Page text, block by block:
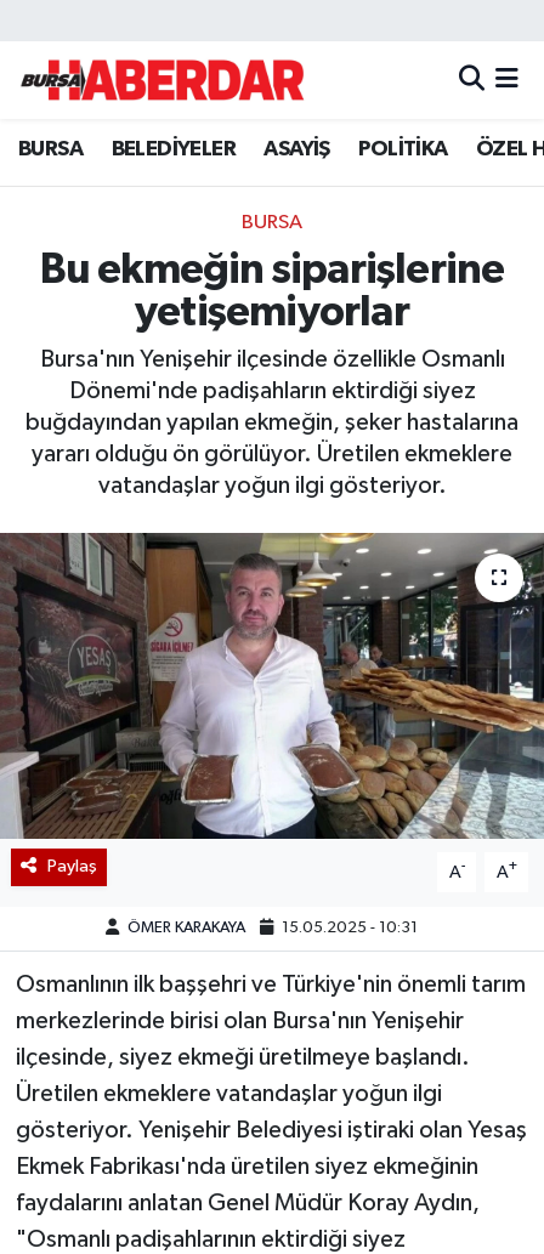
BURSA BELEDİYELER ASAYİŞ POLİTİKA ÖZEL
BURSA
Bu ekmeğin siparişlerine
yetişemiyorlar
Bursa'nın Yenişehir ilçesinde özellikle Osmanlı
Dönemi'nde padişahların ektirdiği siyez
buğdayından yapılan ekmeğin, şeker hastalarına
yararı olduğu ön görülüyor. Üretilen ekmeklere
vatandaşlar yoğun ilgi gösteriyor.
Paylaş A- A+
ÖMER KARAKAYA 15.05.2025 - 10:31
Osmanlının ilk başşehri ve Türkiye'nin önemli tarım
merkezlerinde birisi olan Bursa'nın Yenişehir
ilçesinde, siyez ekmeği üretilmeye başlandı.
Üretilen ekmeklere vatandaşlar yoğun ilgi
gösteriyor. Yenişehir Belediyesi iştiraki olan Yesaş
Ekmek Fabrikası'nda üretilen siyez ekmeğinin
faydalarını anlatan Genel Müdür Koray Aydın,
"Osmanlı padişahlarının ektirdiği siyez
Hava Durumu
Trafik Durumu
Süper Lig Puan Durumu ve Fikstür
Tüm Manşetler
Son Dakika Haberleri
Haber Arşivi